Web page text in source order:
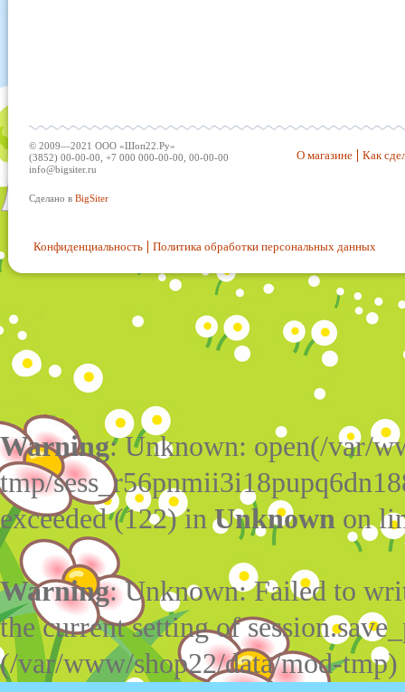
© 2009—2021 ООО «Шоп22.Ру»
(3852) 00-00-00, +7 000 000-00-00, 00-00-00
info@bigsiter.ru
Сделано в BigSiter
О магазине Как
Конфиденциальность Политика обработки персональных данных
Warning: Unknown: open(/var/
tmp/
exceeded (122) inUnknown on
Warning: Unknown: Failed to
the current setting of
(/var/www/shop22/data/mod-